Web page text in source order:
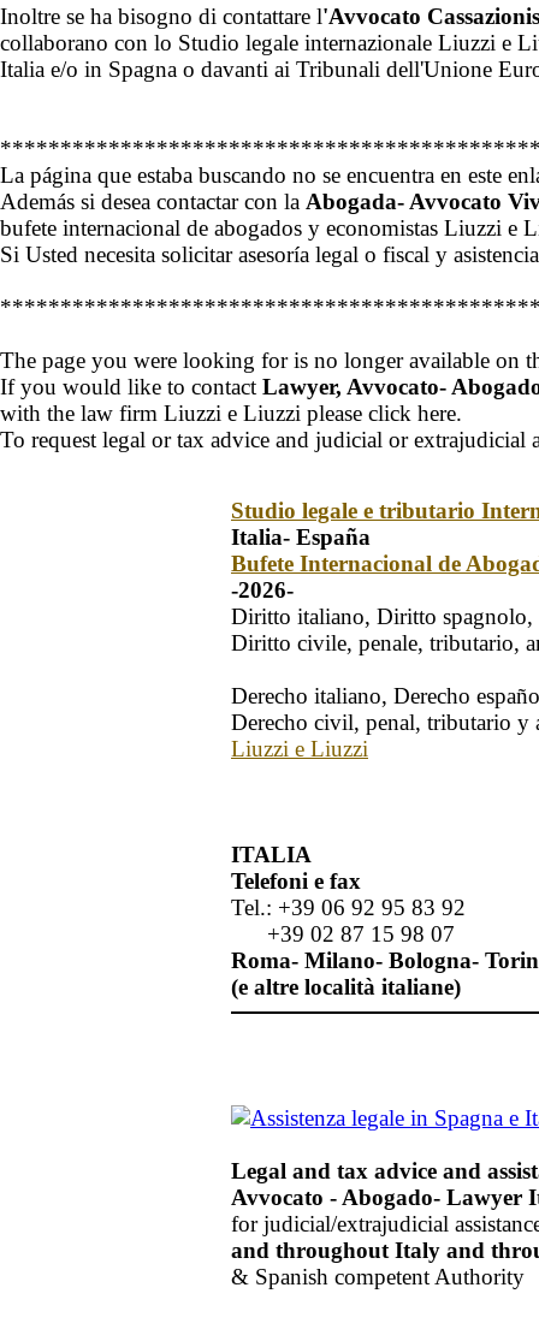
Inoltre se ha bisogno di contattare l'Avvocato
collaborano con lo Studio legale internazionale Liuzzi e
Italia e/o in Spagna o davanti ai Tribunali dell'Unione
La página que estaba buscando no se encuentra en este
Además si desea contactar con la Abogada- Avvocato
bufete internacional de abogados y economistas Liuzzi e
Si Usted necesita solicitar asesoría legal o fiscal y
The page you were looking for is no longer available
If you would like to contact Lawyer, Avvocato-
with the law firm Liuzzi e Liuzzi please click here.
To request legal or tax advice and judicial or extrajudicial
Studio legale e tributario
Italia- España
Bufete Internacional de
-2026-
Diritto italiano, Diritto spagnolo,
Diritto civile, penale, tributario,
Derecho italiano, Derecho
Derecho civil, penal, tributario y
Liuzzi e Liuzzi
ITALIA
Telefoni e fax
Tel.: +39 06 92 95 83 92
+39 02 87 15 98 07
Roma- Milano- Bologna-
(e altre località italiane)
Legal and tax advice and
Avvocato - Abogado- Lawyer
for judicial/extrajudicial
and throughout Italy and
& Spanish competent Authority